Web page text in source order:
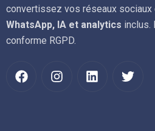
convertissez vos réseaux sociaux
WhatsApp, IA et analytics inclus.
conforme RGPD.